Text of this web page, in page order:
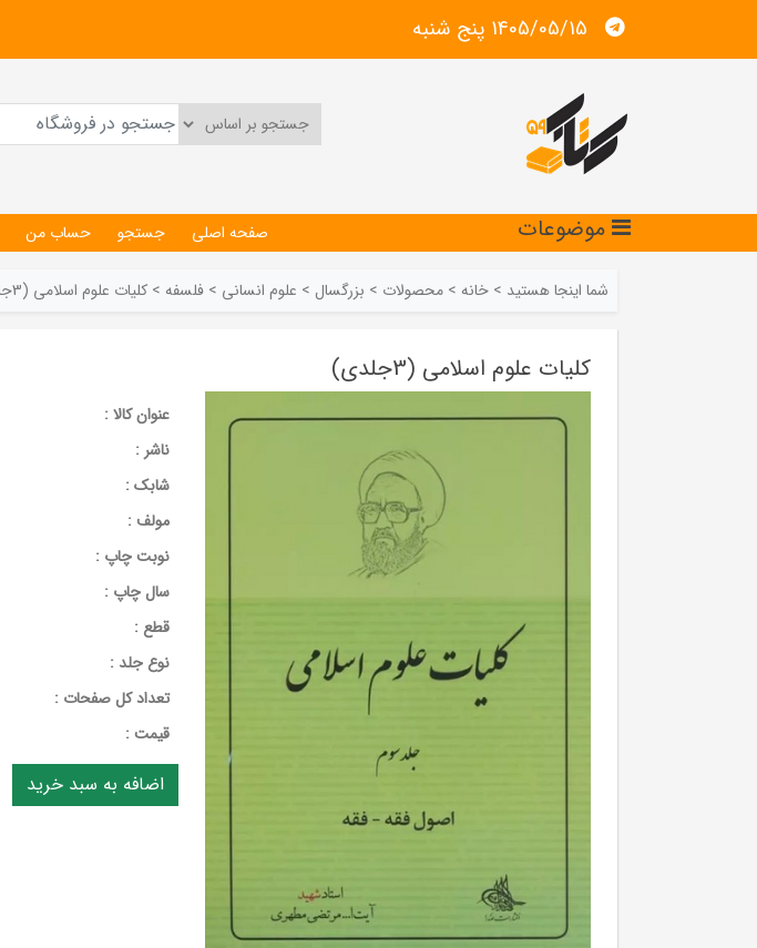
1405/05/15 پنج شنبه
موضوعات صفحه اصلی جستجو حساب من
شما اینجا هستید > خانه > محصولات > بزرگسال > علوم انسانی > فلسفه > کلیات علوم اسلامی (3جلدی)
کلیات علوم اسلامی (3جلدی)
عنوان کالا :
ناشر :
شابک :
مولف :
نوبت چاپ :
سال چاپ :
قطع :
نوع جلد :
تعداد کل صفحات :
قيمت :